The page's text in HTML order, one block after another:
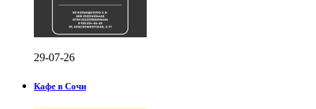
29-07-26
Кафе в Сочи